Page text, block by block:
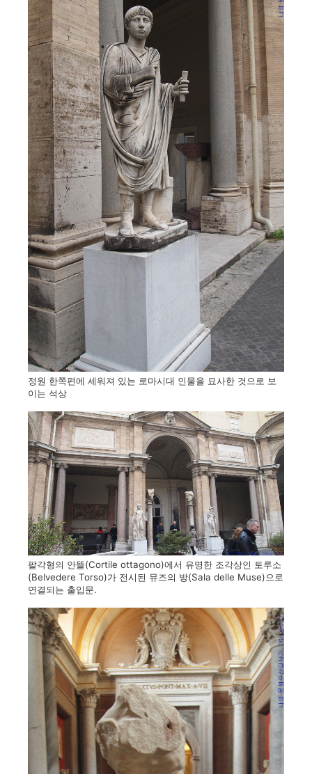
정원 한쪽편에 세워져 있는 로마시대 인물을 묘사한 것으로 보
이는 석상
팔각형의 안뜰(Cortile ottagono)에서 유명한 조각상인 토루소
(Belvedere Torso)가 전시된 뮤즈의 방(Sala delle Muse)으로
연결되는 출입문.